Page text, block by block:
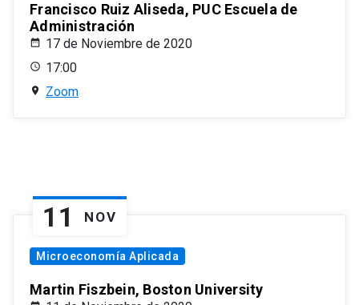
Francisco Ruiz Aliseda, PUC Escuela de
Administración
17 de Noviembre de 2020
17:00
Zoom
11 NOV
Microeconomía Aplicada
Martin Fiszbein, Boston University